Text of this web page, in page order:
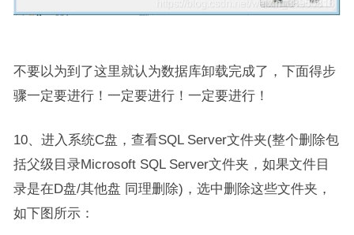
不要以为到了这里就认为数据库卸载完成了，下面得步
骤一定要进行！一定要进行！一定要进行！
10、进入系统C盘，查看SQL Server文件夹(整个删除包
括父级目录Microsoft SQL Server文件夹，如果文件目
录是在D盘/其他盘 同理删除)，选中删除这些文件夹，
如下图所示：